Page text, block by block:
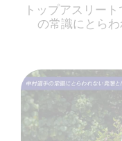
トップアスリー
の常識にとら